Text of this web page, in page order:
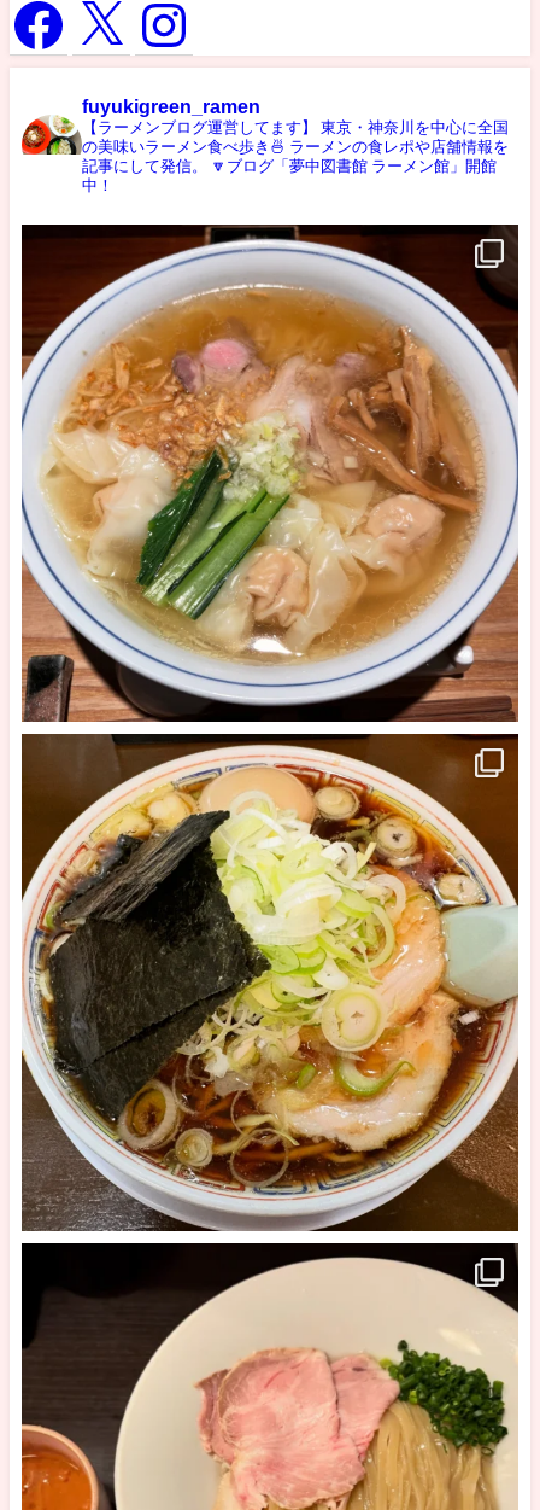
fuyukigreen_ramen
【ラーメンブログ運営してます】
東京・神奈川を中心に全国
の美味いラーメン食べ歩き🍜 ラーメンの食レポや店舗情報を
記事にして発信。
🔽ブログ「夢中図書館 ラーメン館」開館
中！